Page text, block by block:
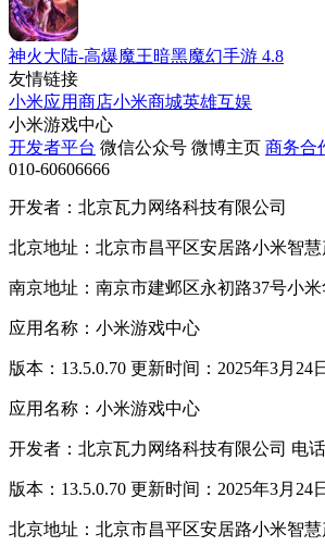
神火大陆-高爆魔王暗黑魔幻手游 4.8
友情链接
小米应用商店小米商城英雄互娱
小米游戏中心
开发者平台 微信公众号 微博主页 商务合
010-60606666
开发者：北京瓦力网络科技有限公司
北京地址：北京市昌平区安居路小米智慧
南京地址：南京市建邺区永初路37号小
应用名称：小米游戏中心
版本：13.5.0.70 更新时间：2025年3月24日
应用名称：小米游戏中心
开发者：北京瓦力网络科技有限公司 电话
版本：13.5.0.70 更新时间：2025年3月24日
北京地址：北京市昌平区安居路小米智慧